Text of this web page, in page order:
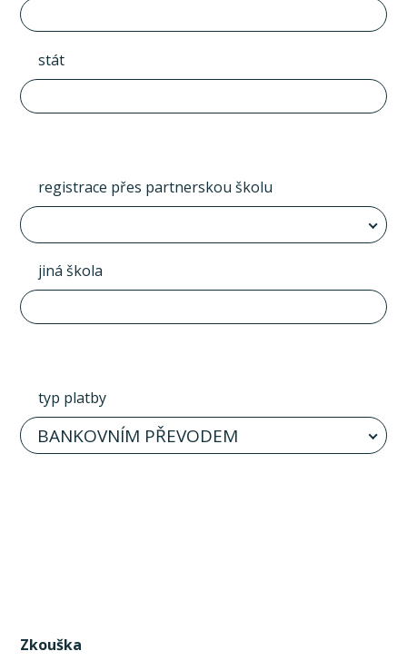
stát
registrace přes partnerskou školu
jiná škola
typ platby
BANKOVNÍM PŘEVODEM
Zkouška